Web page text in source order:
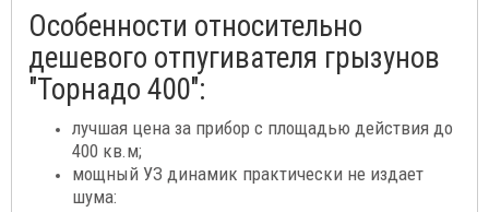
Особенности относительно
дешевого отпугивателя грызунов
"Торнадо 400":
лучшая цена за прибор с площадью действия до
400 кв.м;
мощный УЗ динамик практически не издает
шума: